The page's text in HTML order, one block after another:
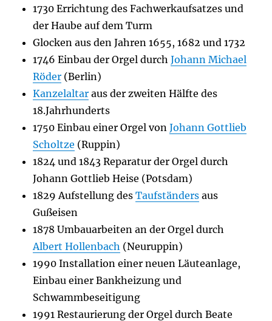
1730 Errichtung des Fachwerkaufsatzes und
der Haube auf dem Turm
Glocken aus den Jahren 1655, 1682 und 1732
1746 Einbau der Orgel durchJohann Michael
Röder (Berlin)
Kanzelaltar aus der zweiten Hälfte des
18.Jahrhunderts
1750 Einbau einer Orgel vonJohann Gottlieb
Scholtze (Ruppin)
1824 und 1843 Reparatur der Orgel durch
Johann Gottlieb Heise (Potsdam)
1829 Aufstellung desTaufständers aus
Gußeisen
1878 Umbauarbeiten an der Orgel durch
Albert Hollenbach (Neuruppin)
1990 Installation einer neuen Läuteanlage,
Einbau einer Bankheizung und
Schwammbeseitigung
1991 Restaurierung der Orgel durch Beate